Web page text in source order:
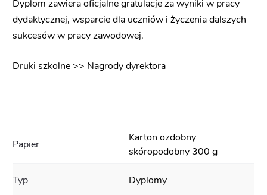
Dyplom zawiera oficjalne gratulacje za wyniki w pracy
dydaktycznej, wsparcie dla uczniów i życzenia dalszych
sukcesów w pracy zawodowej.
Druki szkolne >> Nagrody dyrektora
Papier
Karton ozdobny
skóropodobny 300 g
Typ Dyplomy